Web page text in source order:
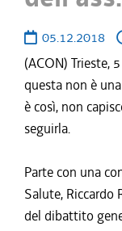
05.12.2018
(ACON) Trieste,
questa non è
è così, non
seguirla.
Parte con una
Salute, Riccardo
del dibattito